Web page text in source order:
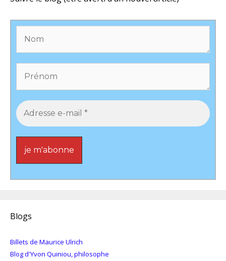
Blogs
Billets de Maurice Ulrich
Blog d'Yvon Quiniou, philosophe